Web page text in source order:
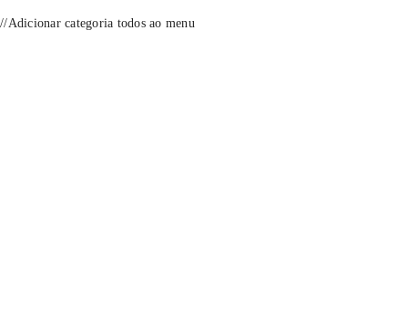
//Adicionar categoria todos ao menu